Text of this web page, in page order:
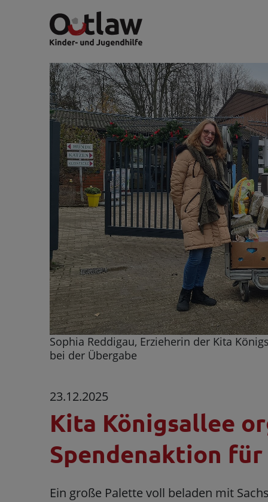
Sophia Reddigau, Erzieherin der Kita
bei der Übergabe
23.12.2025
Kita Königsallee
Spendenaktion für
Ein große Palette voll beladen mit